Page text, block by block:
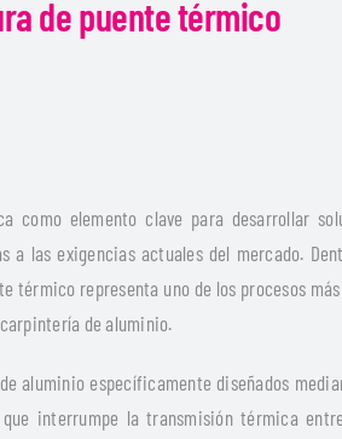
de puente térmico
como elemento clave para desarrollar
a las exigencias actuales del mercado.
térmico representa uno de los procesos
de aluminio.
aluminio específicamente diseñados
interrumpe la transmisión térmica